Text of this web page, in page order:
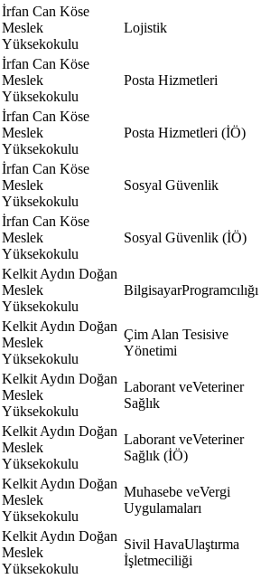
İrfan Can Köse
Meslek
Yüksekokulu
Lojistik
İrfan Can Köse
Meslek
Yüksekokulu
Posta Hizmetleri
İrfan Can Köse
Meslek
Yüksekokulu
Posta Hizmetleri (İÖ)
İrfan Can Köse
Meslek
Yüksekokulu
Sosyal Güvenlik
İrfan Can Köse
Meslek
Yüksekokulu
Sosyal Güvenlik (İÖ)
Kelkit Aydın Doğan
Meslek
Yüksekokulu
BilgisayarProgramcılığı
Kelkit Aydın Doğan
Meslek
Yüksekokulu
Çim Alan Tesisive
Yönetimi
Kelkit Aydın Doğan
Meslek
Yüksekokulu
Laborant veVeteriner
Sağlık
Kelkit Aydın Doğan
Meslek
Yüksekokulu
Laborant veVeteriner
Sağlık (İÖ)
Kelkit Aydın Doğan
Meslek
Yüksekokulu
Muhasebe veVergi
Uygulamaları
Kelkit Aydın Doğan
Meslek
Yüksekokulu
Sivil HavaUlaştırma
İşletmeciliği